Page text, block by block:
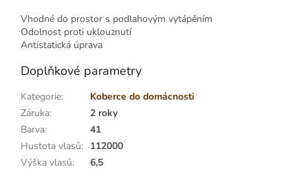
Vhodné do prostor s podlahovým vytápěním
Odolnost proti uklouznutí
Antistatická úprava
Doplňkové parametry
Kategorie:
Koberce do domácnosti
Záruka:
2 roky
Barva:
41
Hustota vlasů: 112000
Výška vlasů: 6,5